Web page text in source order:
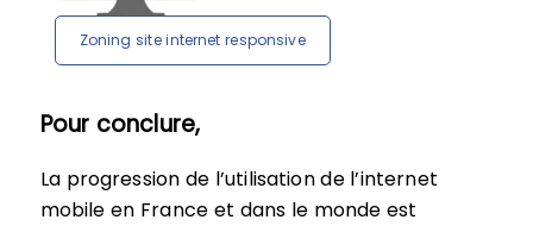
Zoning site internet responsive
Pour conclure,
La progression de l’utilisation de l’internet
mobile en France et dans le monde est